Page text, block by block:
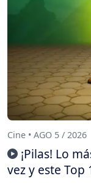
Cine • AGO 5 / 2026
¡Pilas! Lo
vez y este Top